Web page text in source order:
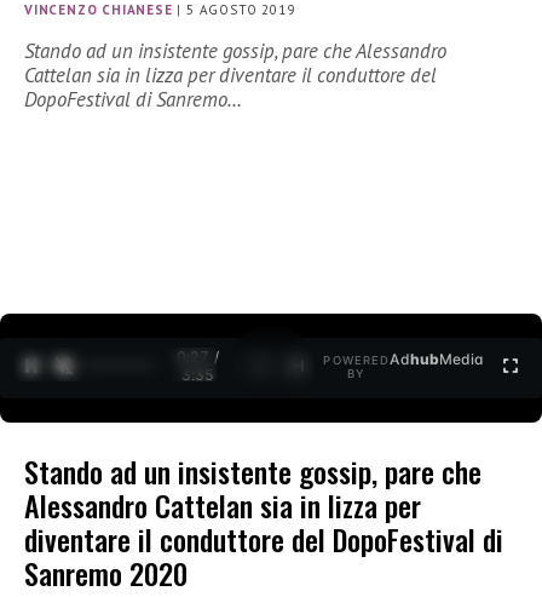
VINCENZO CHIANESE |5 AGOSTO 2019
Stando ad un insistente gossip, pare che Alessandro
Cattelan sia in lizza per diventare il conduttore del
DopoFestival di Sanremo…
0:27 /
3:35
POWERED
BY
AdhubMedia
Stando ad un insistente gossip, pare che
Alessandro Cattelan sia in lizza per
diventare il conduttore del DopoFestival di
Sanremo 2020